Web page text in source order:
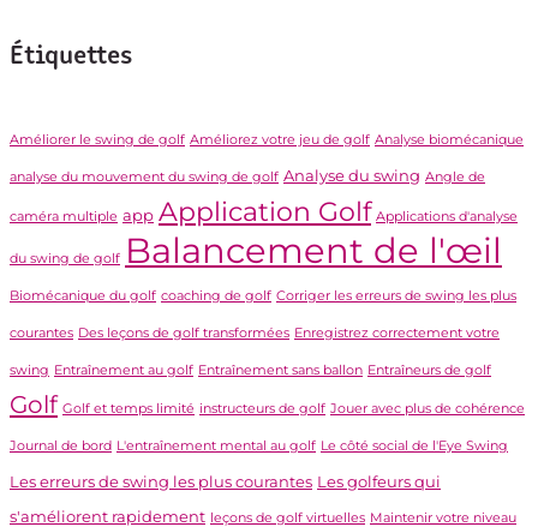
Étiquettes
Améliorer le swing de golf Améliorez votre jeu de golf Analyse biomécanique
analyse du mouvement du swing de golf Analyse du swing Angle de
caméra multiple app Application Golf Applications d'analyse
du swing de golf Balancement de l'œil
Biomécanique du golf coaching de golf Corriger les erreurs de swing les plus
courantes Des leçons de golf transformées Enregistrez correctement votre
swing Entraînement au golf Entraînement sans ballon Entraîneurs de golf
Golf Golf et temps limité instructeurs de golf Jouer avec plus de cohérence
Journal de bord L'entraînement mental au golf Le côté social de l'Eye Swing
Les erreurs de swing les plus courantes Les golfeurs qui
s'améliorent rapidement leçons de golf virtuelles Maintenir votre niveau